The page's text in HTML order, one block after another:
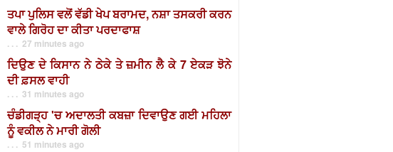
ਤਪਾ ਪੁਲਿਸ ਵਲੋਂ ਵੱਡੀ ਖੇਪ ਬਰਾਮਦ, ਨਸ਼ਾ ਤਸਕਰੀ ਕਰਨ
ਵਾਲੇ ਗਿਰੋਹ ਦਾ ਕੀਤਾ ਪਰਦਾਫਾਸ਼
. . . 27 minutes ago
ਦਿਉਣ ਦੇ ਕਿਸਾਨ ਨੇ ਠੇਕੇ ਤੇ ਜ਼ਮੀਨ ਲੈ ਕੇ 7 ਏਕੜ ਝੋਨੇ
ਦੀ ਫ਼ਸਲ ਵਾਹੀ
. . . 31 minutes ago
ਚੰਡੀਗੜ੍ਹ 'ਚ ਅਦਾਲਤੀ ਕਬਜ਼ਾ ਦਿਵਾਉਣ ਗਈ ਮਹਿਲਾ
ਨੂੰ ਵਕੀਲ ਨੇ ਮਾਰੀ ਗੋਲੀ
. . . 51 minutes ago